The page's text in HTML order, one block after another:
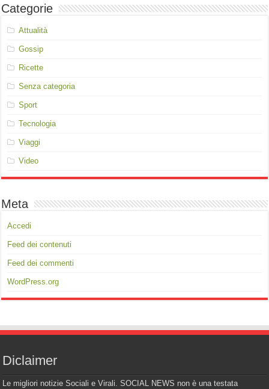
Categorie
Attualità
Gossip
Ricette
Senza categoria
Sport
Tecnologia
Viaggi
Video
Meta
Accedi
Feed dei contenuti
Feed dei commenti
WordPress.org
Diclaimer
Le migliori notizie Sociali e Virali. SOCIAL NEWS non è una testata